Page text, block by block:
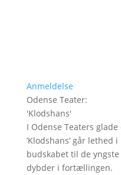
Anmeldelse
Odense Teater:
'Klodshans'
I Odense Teaters
’Klodshans’ går
budskabet til de
dybder i fortællingen.